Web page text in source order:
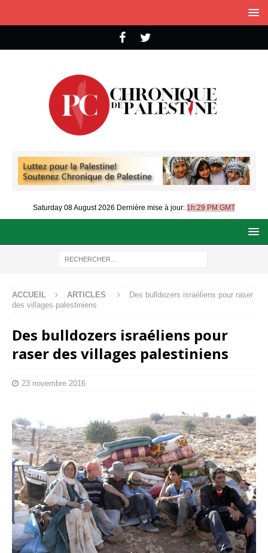
Saturday 08 August 2026 Dernière mise à jour: 1h:29 PM GMT
ACCUEIL ARTICLES
Des bulldozers israéliens pour raser
des villages palestiniens
Des bulldozers israéliens pour
raser des villages palestiniens
23 novembre 2016